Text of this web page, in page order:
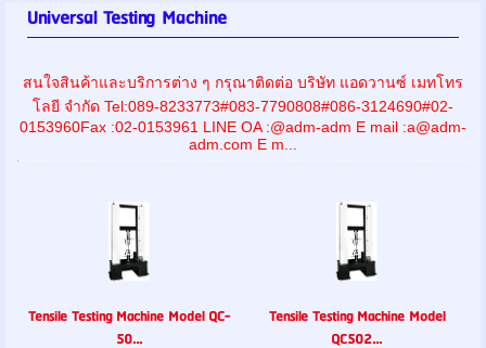
Universal Testing Machine
สนใจสินค้าและบริการต่าง ๆ กรุณาติดต่อ บริษัท แอดวานซ์ เมทโทร
โลยี จำกัด Tel:089-8233773#083-7790808#086-3124690#02-
0153960Fax :02-0153961 LINE OA :@adm-adm E mail :a@adm-
adm.com E m...
Tensile Testing Machine Model QC-
50...
Tensile Testing Machine Model
QC502...